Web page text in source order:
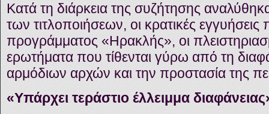
Κατά τη διάρκεια της συζήτησης
των τιτλοποιήσεων, οι κρατικές
προγράμματος «Ηρακλής», οι
ερωτήματα που τίθενται γύρω από τη
αρμόδιων αρχών και την προστασία της
«Υπάρχει τεράστιο έλλειμμα